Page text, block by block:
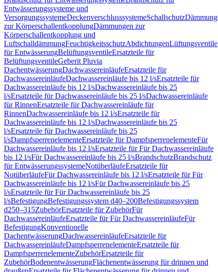
Entwässerungssysteme und
VersorgungssystemeDeckenverschlusssystemeSchallschutz
zur KörperschallentkopplungDämmungen zur
Körperschallentkopplung und
LuftschalldämmungFeuchtigkeitsschutzAbdichtungenLüftungsventile
für EntwässerungBelüftungsventileErsatzteile für
BelüftungsventileGeberit Pluvia
DachentwässerungDachwassereinläufeErsatzteile für
DachwassereinläufeDachwassereinläufe bis 12 l/sErsatzteile für
Dachwassereinläufe bis 12 l/sDachwassereinläufe bis 25
l/sErsatzteile für Dachwassereinläufe bis 25 l/sDachwassereinläufe
für RinnenErsatzteile für Dachwassereinläufe für
RinnenDachwassereinläufe bis 12 l/sErsatzteile für
Dachwassereinläufe bis 12 l/sDachwassereinläufe bis 25
l/sErsatzteile für Dachwassereinläufe bis 25
l/sDampfsperrenelementeErsatzteile für DampfsperrenelementeFür
Dachwassereinläufe bis 12 l/sErsatzteile für Für Dachwassereinläufe
bis 12 l/sFür Dachwassereinläufe bis 25 l/sBrandschutzBrandschutz
für EntwässerungssystemeNotüberläufeErsatzteile für
NotüberläufeFür Dachwassereinläufe bis 12 l/sErsatzteile für Für
Dachwassereinläufe bis 12 l/sFür Dachwassereinläufe bis 25
l/sErsatzteile für Für Dachwassereinläufe bis 25
l/sBefestigungBefestigungssystem d40–200Befestigungssystem
d250–315ZubehörErsatzteile für ZubehörFür
DachwassereinläufeErsatzteile für Für DachwassereinläufeFür
BefestigungKonventionelle
DachentwässerungDachwassereinläufeErsatzteile für
DachwassereinläufeDampfsperrenelementeErsatzteile für
DampfsperrenelementeZubehörErsatzteile für
ZubehörBodenentwässerungFlächenentwässerung für drinnen und